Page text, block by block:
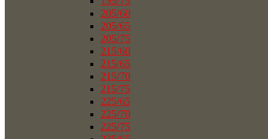
205/60
205/65
205/75
215/60
215/65
215/70
215/75
225/65
225/70
225/75